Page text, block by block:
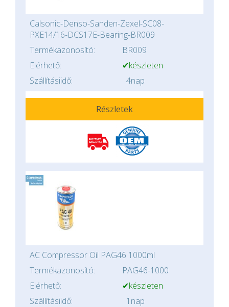
Calsonic-Denso-Sanden-Zexel-SC08-
PXE14/16-DCS17E-Bearing-BR009
Termékazonosító:
BR009
Elérhető:
✔készleten
Szállításiidő:
4nap
Részletek
AC Compressor Oil PAG46 1000ml
Termékazonosító:
PAG46-1000
Elérhető:
✔készleten
Szállításiidő:
1nap